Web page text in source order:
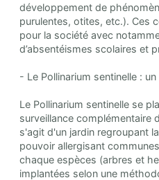
développement de
purulentes, otites, etc.). Ces
pour la société avec
d’absentéismes scolaires et
- Le Pollinarium sentinelle :
Le Pollinarium sentinelle se
surveillance complémentaire
s'agit d'un jardin regroupant
pouvoir allergisant
chaque espèces (arbres et
implantées selon une